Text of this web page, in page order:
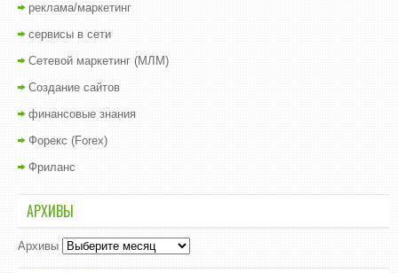
реклама/маркетинг
сервисы в сети
Сетевой маркетинг (МЛМ)
Создание сайтов
финансовые знания
Форекс (Forex)
Фриланс
АРХИВЫ
Архивы